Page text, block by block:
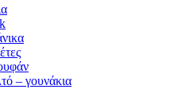
– γουνάκια